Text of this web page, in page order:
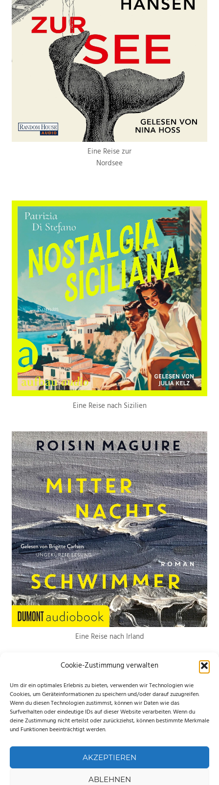
Cookie-Zustimmung verwalten
Um dir ein optimales Erlebnis zu bieten, verwenden wir Technologien wie
Cookies, um Geräteinformationen zu speichern und/oder darauf zuzugreifen.
Wenn du diesen Technologien zustimmst, können wir Daten wie das
Surfverhalten oder eindeutige IDs auf dieser Website verarbeiten. Wenn du
deine Zustimmung nicht erteilst oder zurückziehst, können bestimmte Merkmale
und Funktionen beeinträchtigt werden.
AKZEPTIEREN
ABLEHNEN
Eine Reise zur
Nordsee
Eine Reise nach Sizilien
Eine Reise nach Irland
*Hierbei handelt es sich um Werbelinks. Wenn du etwas über den Link
bestellst, erhalte ich eine kleine Provision. Für dich entstehen keine
zusätzlichen Kosten. Ganz lieben Dank für deine Unterstützung.
WordPress-Theme: Palm Beach von ThemeZee.